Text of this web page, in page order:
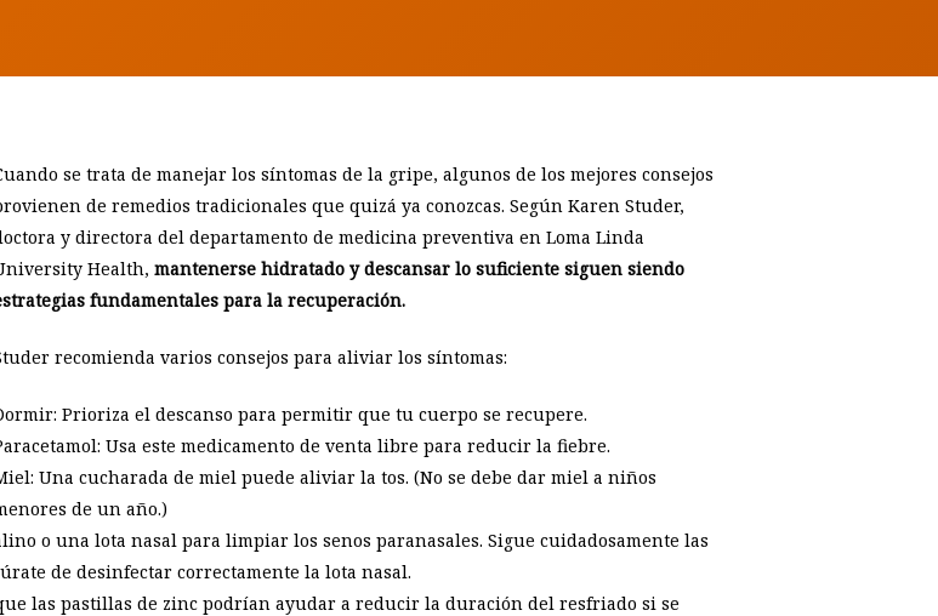
se trata de manejar los síntomas de la gripe, algunos de los mejores consejos
de remedios tradicionales que quizá ya conozcas. Según Karen Studer,
y directora del departamento de medicina preventiva en Loma Linda
Health, mantenerse hidratado y descansar lo suficiente siguen siendo
fundamentales para la recuperación.
recomienda varios consejos para aliviar los síntomas:
Prioriza el descanso para permitir que tu cuerpo se recupere.
Usa este medicamento de venta libre para reducir la fiebre.
Una cucharada de miel puede aliviar la tos. (No se debe dar miel a niños
de un año.)
o una lota nasal para limpiar los senos paranasales. Sigue cuidadosamente las
de desinfectar correctamente la lota nasal.
las pastillas de zinc podrían ayudar a reducir la duración del resfriado si se